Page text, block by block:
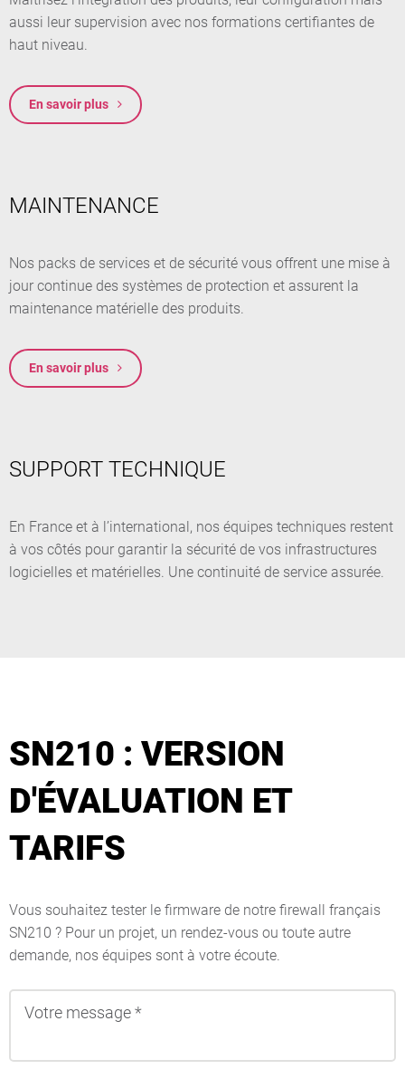
aussi leur supervision avec nos formations certifiantes de
haut niveau.
En savoir plus
MAINTENANCE
Nos packs de services et de sécurité vous offrent une mise à
jour continue des systèmes de protection et assurent la
maintenance matérielle des produits.
En savoir plus
SUPPORT TECHNIQUE
En France et à l’international, nos équipes techniques restent
à vos côtés pour garantir la sécurité de vos infrastructures
logicielles et matérielles. Une continuité de service assurée.
SN210 : VERSION
D'ÉVALUATION ET
TARIFS
Vous souhaitez tester le firmware de notre firewall français
SN210 ? Pour un projet, un rendez-vous ou toute autre
demande, nos équipes sont à votre écoute.